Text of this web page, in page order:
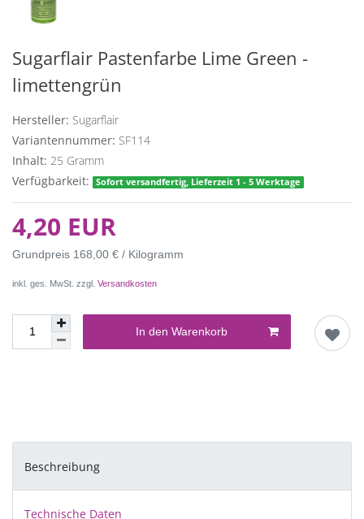
Sugarflair Pastenfarbe Lime Green -
limettengrün
Hersteller: Sugarflair
Variantennummer: SF114
Inhalt: 25 Gramm
Verfügbarkeit:
Sofort versandfertig, Lieferzeit 1 - 5 Werktage
4,20 EUR
Grundpreis 168,00 € / Kilogramm
inkl. ges. MwSt. zzgl. Versandkosten
In den Warenkorb
Beschreibung
Technische Daten